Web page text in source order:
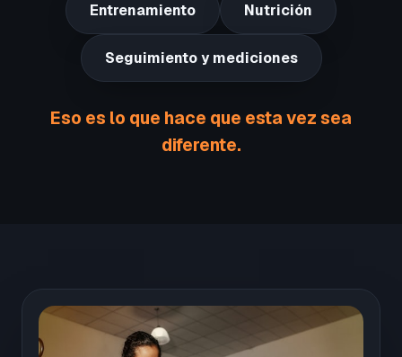
Entrenamiento Nutrición
Seguimiento y mediciones
Eso es lo que hace que esta vez sea
diferente.